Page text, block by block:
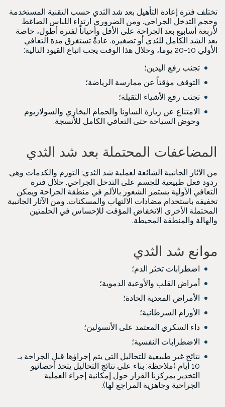
تختلف فترة إعادة التأهيل بعد شد الثدي حسب التقنية المستخدمة
وحجم التدخل الجراحي. ومن الضروري ارتداء اللباس الضاغط
لأربعة أسابيع بعد الجراحة على الأقل وأحياناً لفترة أطول، خاصة
بعد الشد الكامل للثدي أو تصغيره. عادةً تستغرق مدة التعافي
الأولي 10-20 يوما، وخلال هذا الوقت يجب اتباع القيود التالية:
تجنب رفع اليدين؛
التوقف مؤقتاً عن ممارسة الرياضة؛
تجنب رفع الأشياء الثقيلة؛
الامتناع عن زيارة الساونا والحمام البخاري والسولاريوم
وحوض السياحة حتى التعافي الكامل للأنسجة.
المضاعفات المحتملة بعد شد الثدي
من الآثار الجانبية الشائعة لعملية شد الثدي: التورم والكدمات وهي
ردود فعل طبيعية للجسم على التدخل الجراحي. خلال فترة
التعافي الأولية يستمر الشعور بالألم في منطقة الجراحة ويمكن
تخفيفه باستخدام مضادات الالتهاب والمسكنات. ومن الآثار الجانبية
المحتملة الأخرى الانخفاض المؤقت للإحساس في الحلمتين
والهالة والمنطقة المحيطة.
موانع شد الثدي
اضطرابات تخثر الدم؛
أمراض القلب والأوعية الدموية؛
الأمراض المعدية الحادة؛
الأورام السرطانية؛
داء السكري المعتمد على الأنسولين؛
الاضطرابات النفسية؛
نتائج غير طبيعية للتحاليل التي يتم إجراؤها قبل الجراحة بـ
10 أيام (ملاحظة: بناء على نتائج التحاليل يتخذ أخصائيو
التخدير بمركزنا القرار حول إمكانية إجراء العملية
الجراحية وجاهزية المراجع لها).